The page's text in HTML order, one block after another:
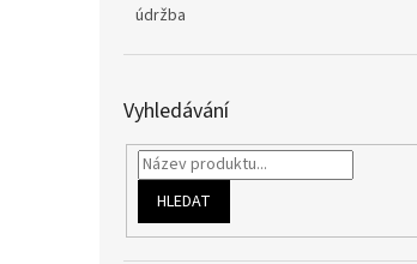
údržba
Vyhledávání
HLEDAT